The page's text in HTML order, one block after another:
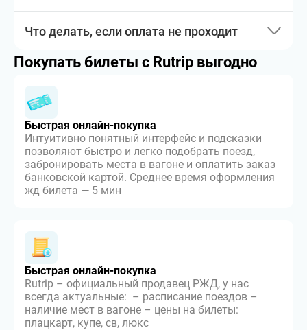
Что делать, если оплата не проходит
Покупать билеты с Rutrip выгодно
Быстрая онлайн-покупка
Интуитивно понятный интерфейс и подсказки
позволяют быстро и легко подобрать поезд,
забронировать места в вагоне и оплатить заказ
банковской картой. Среднее время оформления
жд билета — 5 мин
Быстрая онлайн-покупка
Rutrip – официальный продавец РЖД, у нас
всегда актуальные: – расписание поездов –
наличие мест в вагоне – цены на билеты:
плацкарт, купе, св, люкс